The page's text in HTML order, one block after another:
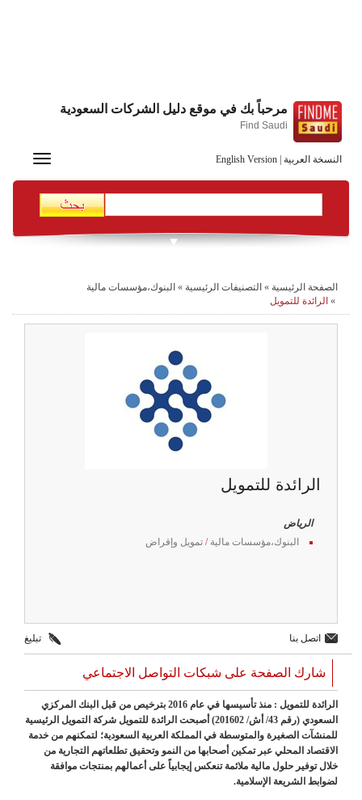
النسخة العربية English Version
مرحباً بك في موقع دليل الشركات السعودية
Find Saudi
Toggle
الصفحة الرئيسية » التصنيفات الرئيسية » البنوك،مؤسسات مالية
» الرائدة للتمويل
الرائدة للتمويل
الرياض
البنوك،مؤسسات مالية / تمويل وإقراض
اتصل بنا تبليغ
شارك الصفحة على شبكات التواصل الاجتماعي
الرائدة للتمويل : منذ تأسيسها في عام 2016 بترخيص من قبل البنك المركزي
السعودي (رقم 43/ أش/ 201602) أصبحت الرائدة للتمويل شركة التمويل الرئيسية
للمنشآت الصغيرة والمتوسطة في المملكة العربية السعودية؛ لتمكنهم من خدمة
الاقتصاد المحلي عبر تمكين أصحابها من النمو وتحقيق تطلعاتهم التجارية من
خلال توفير حلول مالية ملائمة تنعكس إيجابياً على أعمالهم بمنتجات موافقة
لضوابط الشريعة الإسلامية.